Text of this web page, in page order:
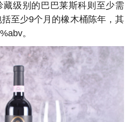
级别的巴巴莱斯科则至少需
至少9个月的橡木桶陈年，其
。